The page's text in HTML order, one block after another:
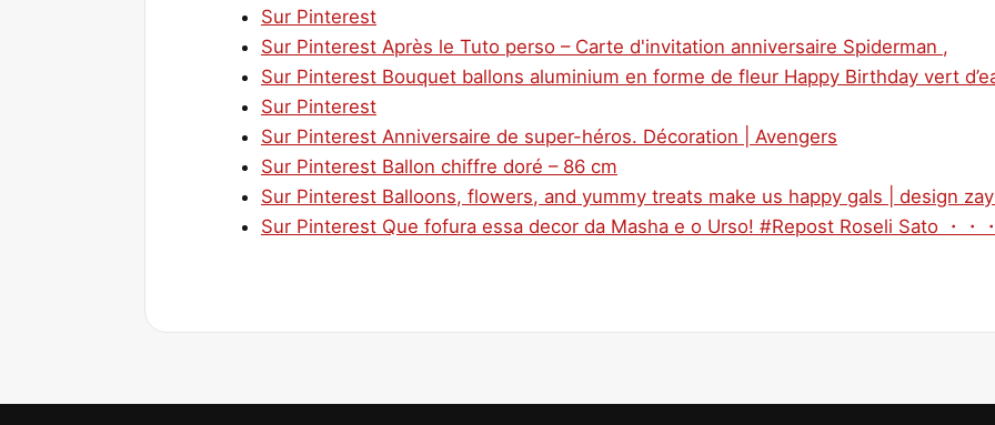
Sur Pinterest
Sur Pinterest Après le Tuto perso – Carte d'invitation anniversaire Spiderman ,
Sur Pinterest Bouquet ballons aluminium en forme de fleur Happy Birthday vert
Sur Pinterest
Sur Pinterest Anniversaire de super-héros. Décoration | Avengers
Sur Pinterest Ballon chiffre doré – 86 cm
Sur Pinterest Balloons, flowers, and yummy treats make us happy gals | design
Sur Pinterest Que fofura essa decor da Masha e o Urso! #Repost Roseli Sato ・・